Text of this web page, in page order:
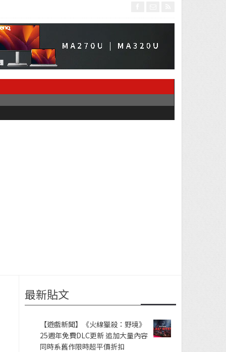
最新貼文
【遊戲新聞】《火線獵殺：野境》
25週年免費DLC更新 追加大量內容
同時系舊作限時超平價折扣